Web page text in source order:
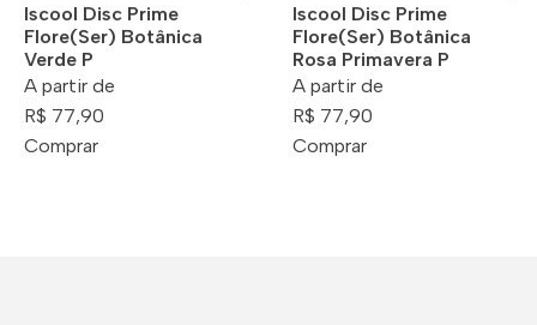
Iscool Disc Prime
Flore(Ser) Botânica
Verde P
A partir de
R$ 77,90
Comprar
Iscool Disc Prime
Flore(Ser) Botânica
Rosa Primavera P
A partir de
R$ 77,90
Comprar